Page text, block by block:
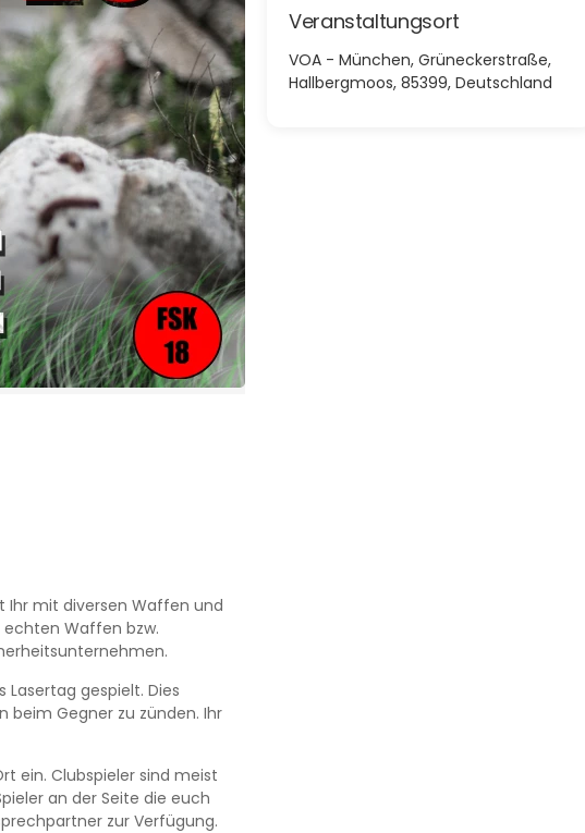
Ihr mit diversen Waffen und
echten Waffen bzw.
gespielt. Dies
Gegner zu zünden. Ihr
ein. Clubspieler sind meist
an der Seite die euch
zur Verfügung.
Veranstaltungsort
VOA - München, Grüneckerstraße,
Hallbergmoos, 85399, Deutschland